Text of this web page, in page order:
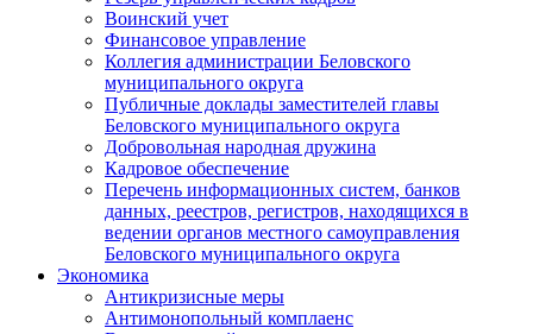
Воинский учет
Финансовое управление
Коллегия администрации Беловского
муниципального округа
Публичные доклады заместителей главы
Беловского муниципального округа
Добровольная народная дружина
Кадровое обеспечение
Перечень информационных систем, банков
данных, реестров, регистров, находящихся в
ведении органов местного самоуправления
Беловского муниципального округа
Экономика
Антикризисные меры
Антимонопольный комплаенс